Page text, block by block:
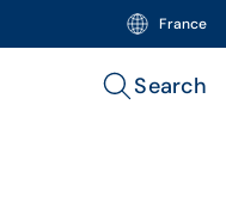
France
Search